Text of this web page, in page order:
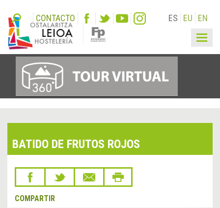
CONTACTO ES EU EN
BATIDO DE FRUTOS ROJOS
COMPARTIR